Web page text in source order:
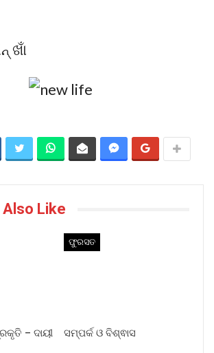
ଖାଁ
Like
– ଦାୟୀ
ଫୁରସତ
ସମ୍ପର୍କ ଓ ବିଶ୍ଵାସ